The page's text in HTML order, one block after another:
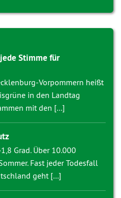
Stimme für
Vorpommern heißt
in den Landtag
mit den [...]
Grad. Über 10.000
Fast jeder Todesfall
geht [...]